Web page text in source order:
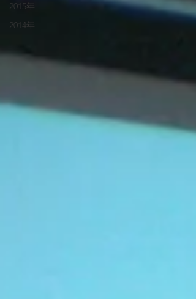
2015年
2014年